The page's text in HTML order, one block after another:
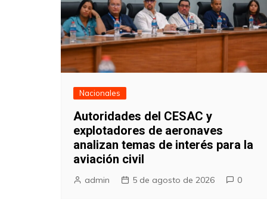
Nacionales
Autoridades del CESAC y
explotadores de aeronaves
analizan temas de interés para la
aviación civil
admin 5 de agosto de 2026 0